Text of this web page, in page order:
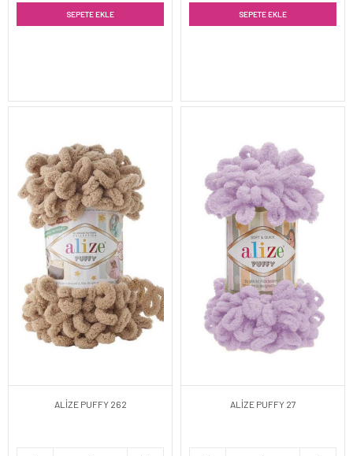
SEPETE EKLE SEPETE EKLE
ALİZE PUFFY 262 ALİZE PUFFY 27